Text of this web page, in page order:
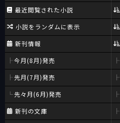
最近閲覧された小説
小説をランダムに表示
新刊情報
今月(8月)発売
先月(7月)発売
先々月(6月)発売
新刊の文庫